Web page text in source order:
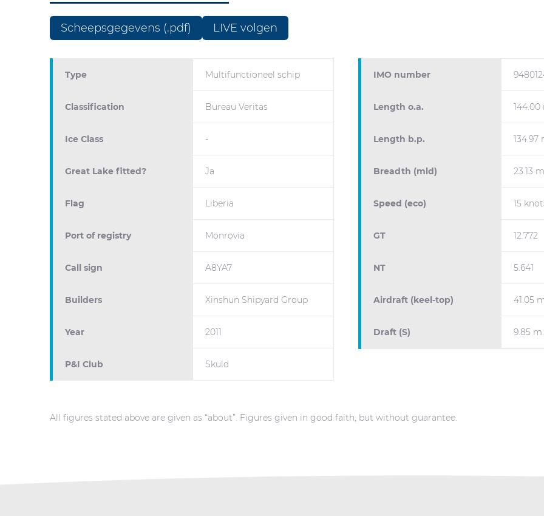
Scheepsgegevens (.pdf) LIVE volgen
Type Multifunctioneel schip
Classification Bureau Veritas
Ice Class -
Great Lake fitted? Ja
Flag Liberia
Port of registry Monrovia
Call sign A8YA7
Builders Xinshun Shipyard Group
Year 2011
P&I Club Skuld
IMO number
Length o.a. 144.00
Length b.p. 134.97
Breadth (mld) 23.13
Speed (eco) 15
GT 12.772
NT 5.641
Airdraft (keel-top) 41.05
Draft (S) 9.85 m.
All figures stated above are given as “about”. Figures given in good faith, but without guarantee.